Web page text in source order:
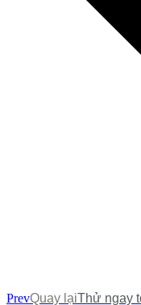
PrevQuay lạiThử ngay